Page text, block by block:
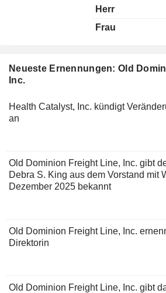
Neueste Ernennungen: Old
Inc.
Health Catalyst, Inc. kündigt
an
Old Dominion Freight Line, Inc. gibt
Debra S. King aus dem Vorstand mit
Dezember 2025 bekannt
Old Dominion Freight Line, Inc.
Direktorin
Old Dominion Freight Line, Inc. gibt
Herr
Frau